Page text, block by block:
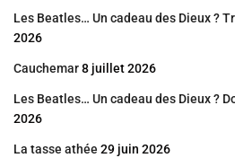
Les Beatles… Un cadeau des Dieux ?
2026
Cauchemar8 juillet 2026
Les Beatles… Un cadeau des Dieux ?
2026
La tasse athée 29 juin 2026